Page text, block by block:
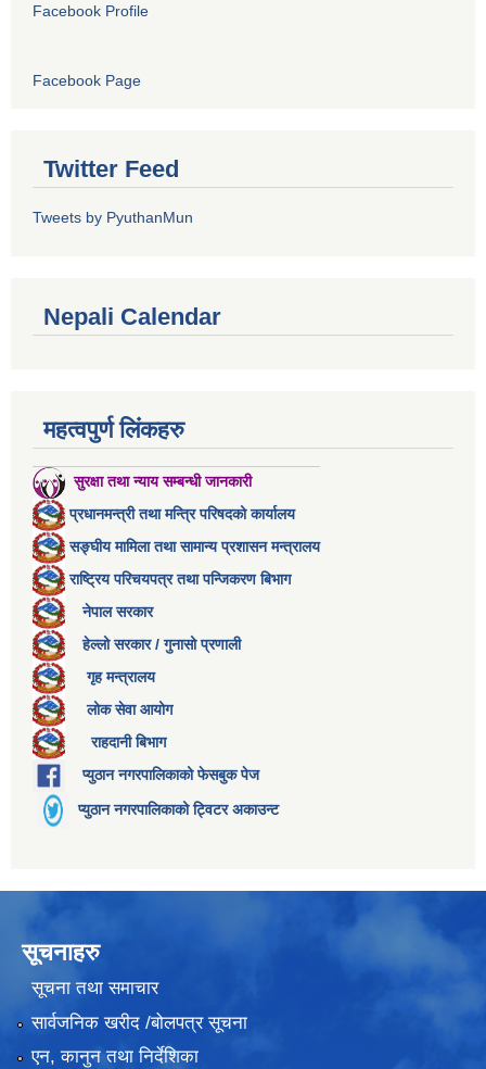
Facebook Profile
Facebook Page
Twitter Feed
Tweets by PyuthanMun
Nepali Calendar
महत्वपुर्ण लिंकहरु
सुरक्षा तथा न्याय सम्बन्धी जानकारी
प्रधानमन्त्री तथा मन्त्रि परिषदको कार्यालय
सङ्घीय मामिला तथा सामान्य प्रशासन मन्त्रालय
राष्ट्रिय परिचयपत्र तथा पन्जिकरण बिभाग
नेपाल सरकार
हेल्लो सरकार / गुनासो प्रणाली
गृह मन्त्रालय
लोक सेवा आयोग
राहदानी बिभाग
प्युठान नगरपालिकाको फेसबुक पेज
प्युठान नगरपालिकाको ट्विटर अकाउन्ट
सूचनाहरु
सूचना तथा समाचार
सार्वजनिक खरीद /बोलपत्र सूचना
एन, कानुन तथा निर्देशिका